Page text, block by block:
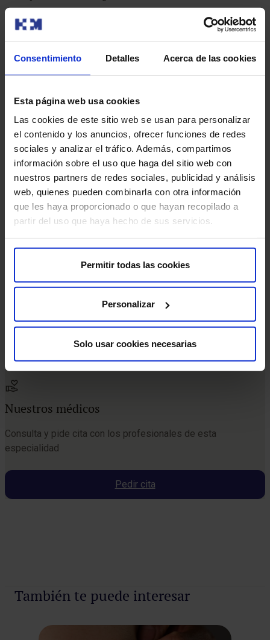
Consentimiento Detalles Acerca de las cookies
Esta página web usa cookies
Las cookies de este sitio web se usan para personalizar
el contenido y los anuncios, ofrecer funciones de redes
sociales y analizar el tráfico. Además, compartimos
información sobre el uso que haga del sitio web con
nuestros partners de redes sociales, publicidad y análisis
web, quienes pueden combinarla con otra información
que les haya proporcionado o que hayan recopilado a
partir del uso que haya hecho de sus servicios.
Permitir todas las cookies
Personalizar
Solo usar cookies necesarias
Dr. Francisco Gámez Alderete
Equipo de Ginecólogos
Dra. Gómez Manrique.
Dra. Marín Palomo
Dra Eznarriaga
Dra Martin Sandín
Nuestros médicos
Consulta y pide cita con los profesionales de esta
especialidad
Pedir cita
Pedir cita
También te puede interesar